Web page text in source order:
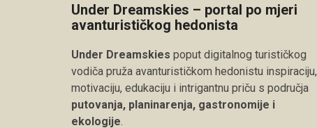
Under Dreamskies – portal po mjeri
avanturističkog hedonista
Under Dreamskies poput digitalnog turističkog
vodiča pruža avanturističkom hedonistu inspiraciju,
motivaciju, edukaciju i intrigantnu priču s područja
putovanja, planinarenja, gastronomije i
ekologije.